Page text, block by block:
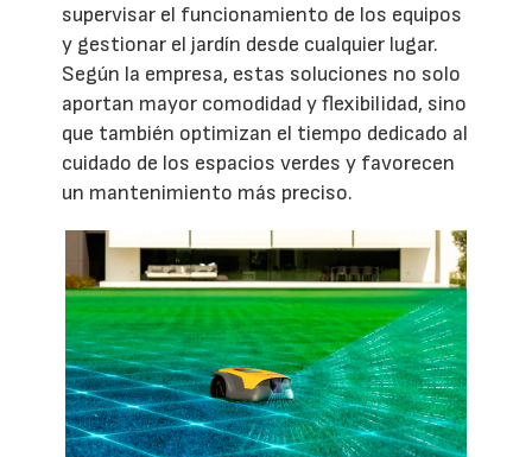
supervisar el funcionamiento de los equipos
y gestionar el jardín desde cualquier lugar.
Según la empresa, estas soluciones no solo
aportan mayor comodidad y flexibilidad, sino
que también optimizan el tiempo dedicado al
cuidado de los espacios verdes y favorecen
un mantenimiento más preciso.